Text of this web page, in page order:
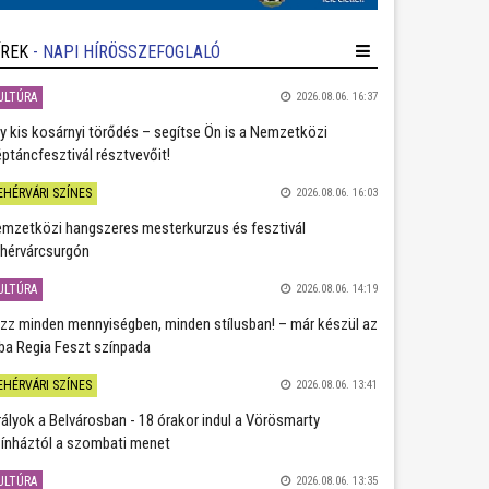
- NAPI HÍRÖSSZEFOGLALÓ
2026.08.06. 16:37
kis kosárnyi törődés – segítse Ön is a Nemzetközi
résztvevőit!
SZÍNES 2026.08.06. 16:03
hangszeres mesterkurzus és fesztivál
2026.08.06. 14:19
minden mennyiségben, minden stílusban! – már készül az
Regia Feszt színpada
SZÍNES 2026.08.06. 13:41
a Belvárosban - 18 órakor indul a Vörösmarty
a szombati menet
2026.08.06. 13:35